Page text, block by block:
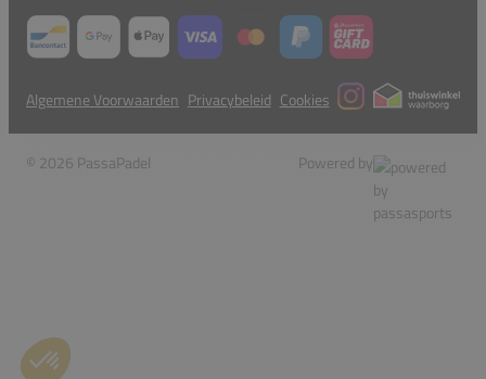
Algemene Voorwaarden Privacybeleid Cookies
© 2026 PassaPadel Powered by